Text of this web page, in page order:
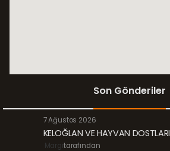
Son Gönderiler
7 Ağustos 2026
KELOĞLAN VE HAYVAN DOSTLARI
Margitarafından